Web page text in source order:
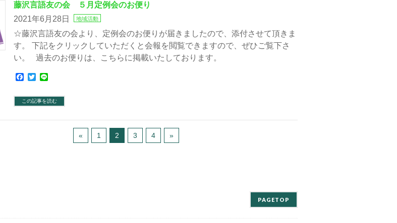
藤沢言語友の会 ５月定例会のお便り
2021年6月28日
地域活動
☆藤沢言語友の会より、定例会のお便りが届きましたので、添付させて頂きま
す。 下記をクリックしていただくと会報を閲覧できますので、ぜひご覧下さ
い。 過去のお便りは、こちらに掲載いたしております。
Facebook
Twitter
この記事を読む
« 1 2 3 4 »
PAGETOP